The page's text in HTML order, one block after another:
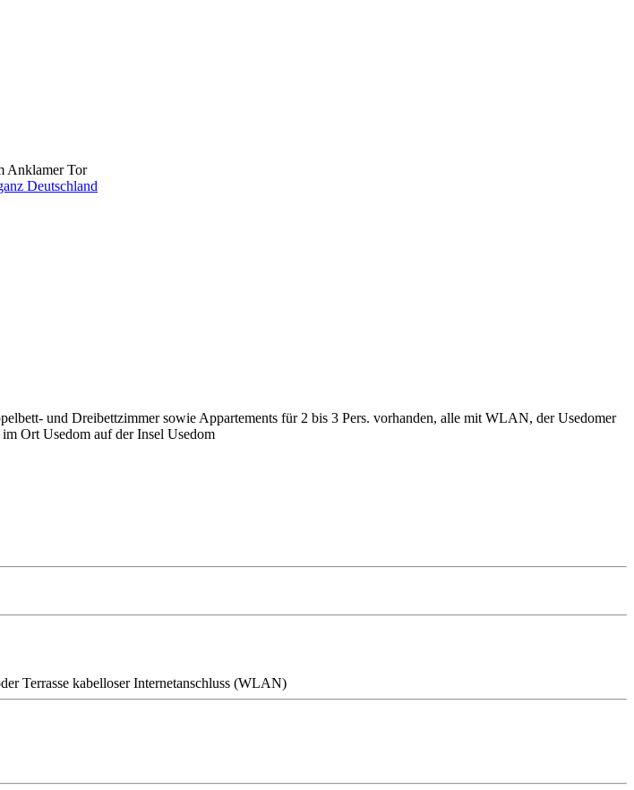
Anklamer Tor
und Dreibettzimmer sowie Appartements für 2 bis 3 Pers. vorhanden, alle mit WLAN, der Usedomer
Ort Usedom auf der Insel Usedom
Terrasse kabelloser Internetanschluss (WLAN)